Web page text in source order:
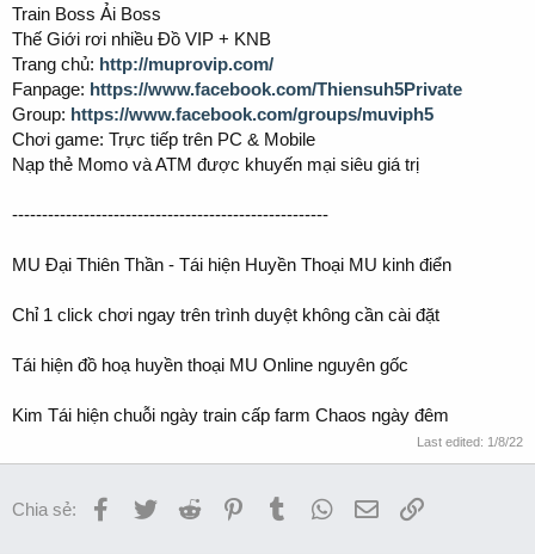
Train Boss Ải Boss
Thế Giới rơi nhiều Đồ VIP + KNB
Trang chủ: http://muprovip.com/
Fanpage: https://www.facebook.com/Thiensuh5Private
Group: https://www.facebook.com/groups/muviph5
Chơi game: Trực tiếp trên PC & Mobile
Nạp thẻ Momo và ATM được khuyến mại siêu giá trị
-----------------------------------------------------
MU Đại Thiên Thần - Tái hiện Huyền Thoại MU kinh điển
Chỉ 1 click chơi ngay trên trình duyệt không cần cài đặt
Tái hiện đồ hoạ huyền thoại MU Online nguyên gốc
Kim Tái hiện chuỗi ngày train cấp farm Chaos ngày đêm
Last edited: 1/8/22
Chia sẻ: Facebook
TwitterReddit PinterestTumblrWhatsApp
EmailLink